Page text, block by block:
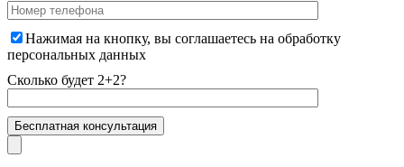
Нажимая на кнопку, вы соглашаетесь на обработку
персональных данных
Сколько будет 2+2?